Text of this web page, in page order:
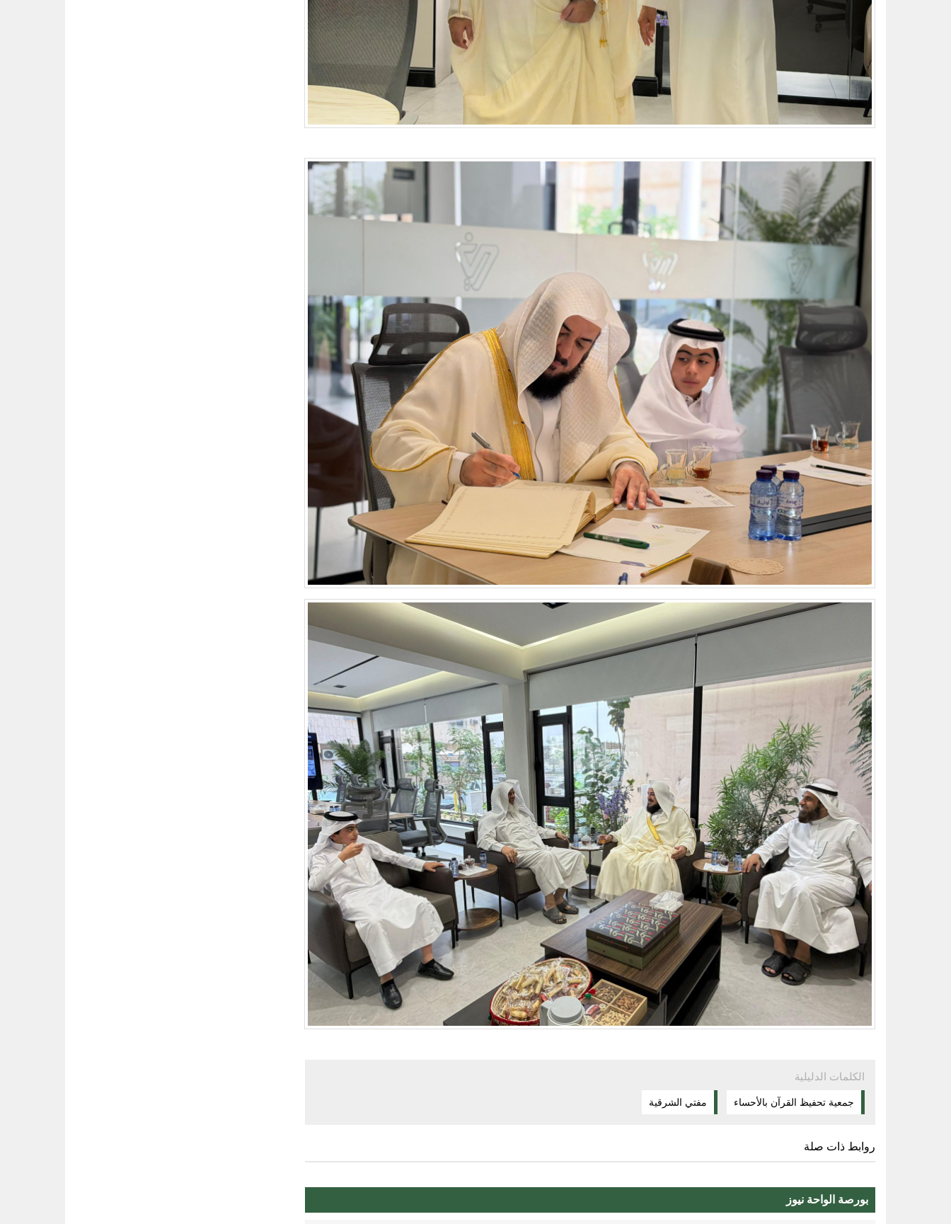
الكلمات الدليلية
جمعية تحفيظ القرآن بالأحساء مفتي الشرقية
روابط ذات صلة
بورصة الواحة نيوز